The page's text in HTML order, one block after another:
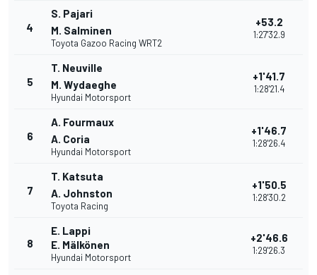
4
S. Pajari
M. Salminen
Toyota Gazoo Racing WRT2
+53.2
1:27'32.9
5
T. Neuville
M. Wydaeghe
Hyundai Motorsport
+1'41.7
1:28'21.4
6
A. Fourmaux
A. Coria
Hyundai Motorsport
+1'46.7
1:28'26.4
7
T. Katsuta
A. Johnston
Toyota Racing
+1'50.5
1:28'30.2
8
E. Lappi
E. Mälkönen
Hyundai Motorsport
+2'46.6
1:29'26.3